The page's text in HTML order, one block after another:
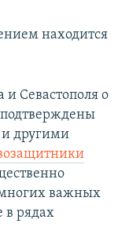
находится
Севастополя о
подтверждены
другими
важных
в рядах